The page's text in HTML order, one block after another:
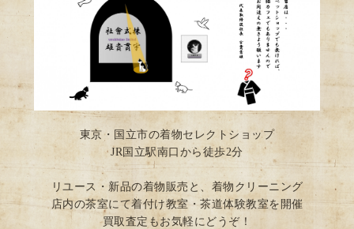
東京・国立市の着物セレクトショップ
JR国立駅南口から徒歩2分
リユース・新品の着物販売と、着物クリーニング
店内の茶室にて着付け教室・茶道体験教室を開催
買取査定もお気軽にどうぞ！